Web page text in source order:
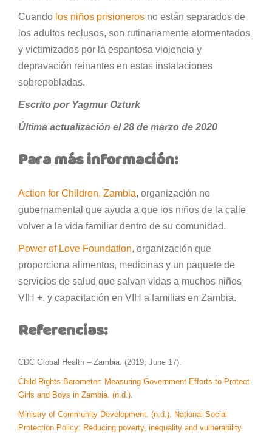
Cuando los niños prisioneros no están separados de
los adultos reclusos, son rutinariamente atormentados
y victimizados por la espantosa violencia y
depravación reinantes en estas instalaciones
sobrepobladas.
Escrito por Yagmur Ozturk
Última actualización el 28 de marzo de 2020
Para más información:
Action for Children, Zambia, organización no
gubernamental que ayuda a que los niños de la calle
volver a la vida familiar dentro de su comunidad.
Power of Love Foundation, organización que
proporciona alimentos, medicinas y un paquete de
servicios de salud que salvan vidas a muchos niños
VIH +, y capacitación en VIH a familias en Zambia.
Referencias:
CDC Global Health – Zambia. (2019, June 17).
Child Rights Barometer: Measuring Government Efforts to Protect
Girls and Boys in Zambia. (n.d.).
Ministry of Community Development. (n.d.). National Social
Protection Policy: Reducing poverty, inequality and vulnerability.